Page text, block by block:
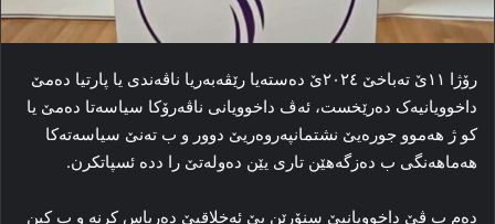
رۆژا ۱۱ێ ته‌باخێ ۲۰۲٤ێ ده‌سته‌یا رێڤه‌به‌ریا ناڤه‌ندی یا پارتیا ده‌مێ
داخوویانیه‌ک ده‌رێخست، ئه‌ڤ داخوویانی ناڤه‌رۆکا سیاسه‌تا ده‌مێ یا
کو ژ هه‌موو جوره‌یێ نشتمانپه‌روەریێ دوور و ب ته‌نێ سیاسه‌ته‌کا
هه‌ماهه‌نگی ب ده‌زگه‌هێن تاری یێن ده‌وله‌تێ را دده‌ ئسپاتکرن.
ده‌م ب ڤێ داخوویانیێ سنۆرێن بێ ئه‌خلاقیێ ده‌رباس کرنه‌ و ب کین